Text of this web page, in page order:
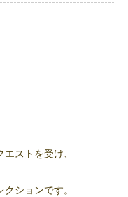
ストを受け、
ションです。